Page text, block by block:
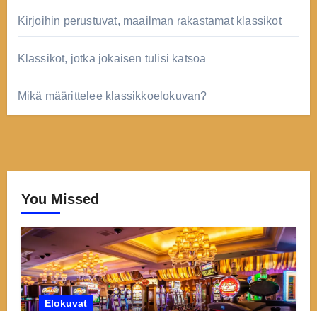
Kirjoihin perustuvat, maailman rakastamat klassikot
Klassikot, jotka jokaisen tulisi katsoa
Mikä määrittelee klassikkoelokuvan?
You Missed
Elokuvat